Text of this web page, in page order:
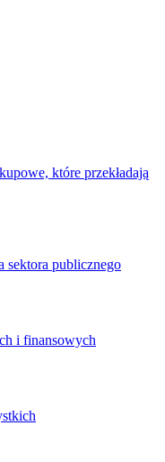
które przekładają
sektora publicznego
i finansowych